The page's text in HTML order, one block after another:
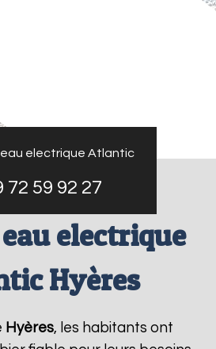
electrique Atlantic
72 59 92 27
electrique
Hyères
Hyères, les habitants ont